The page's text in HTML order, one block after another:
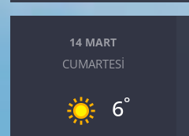
14 MART
CUMARTESI
6°